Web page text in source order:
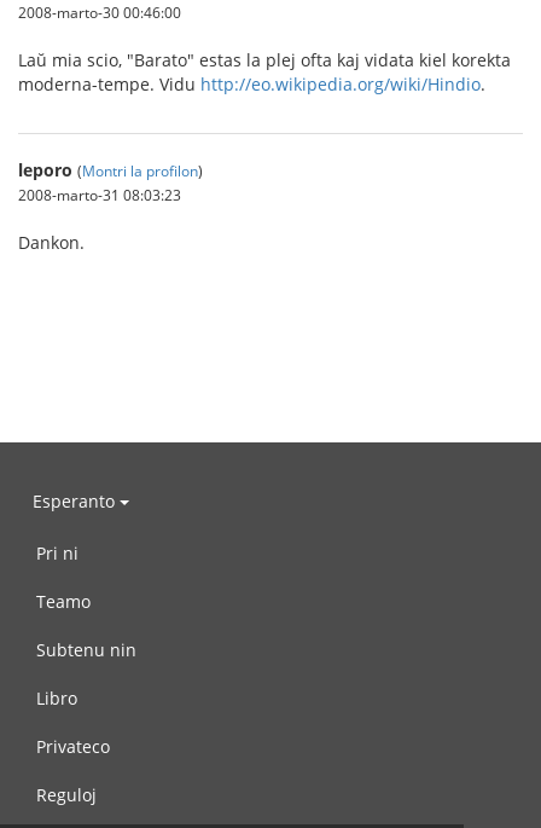
2008-marto-30 00:46:00
Laŭ mia scio, "Barato" estas la plej ofta kaj vidata kiel korekta
moderna-tempe. Vidu http://eo.wikipedia.org/wiki/Hindio.
leporo (Montri la profilon)
2008-marto-31 08:03:23
Dankon.
Esperanto
Pri ni
Teamo
Subtenu nin
Libro
Privateco
Reguloj